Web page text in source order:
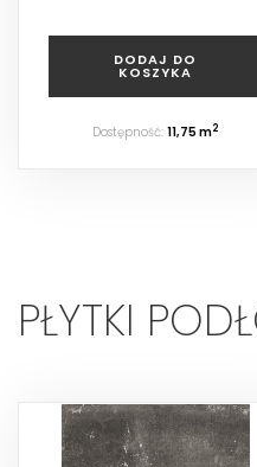
DODAJ DO
KOSZYKA
Dostępność:11,75 m2
PŁYTKI